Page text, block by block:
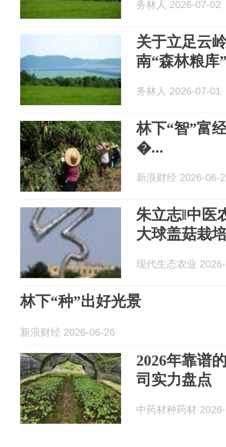
务林人 2026-07-02
关于立足云
南“森林粮库
务林人 2026-07-01
林下“智”富
�...
新浪财经 2026-06-
朱立志‖中医
大球盖菇栽
现代生态农业
林下“种”出好光景
新浪财经 2026-06-26
2026年靠谱
司实力盘点
中药材种药材